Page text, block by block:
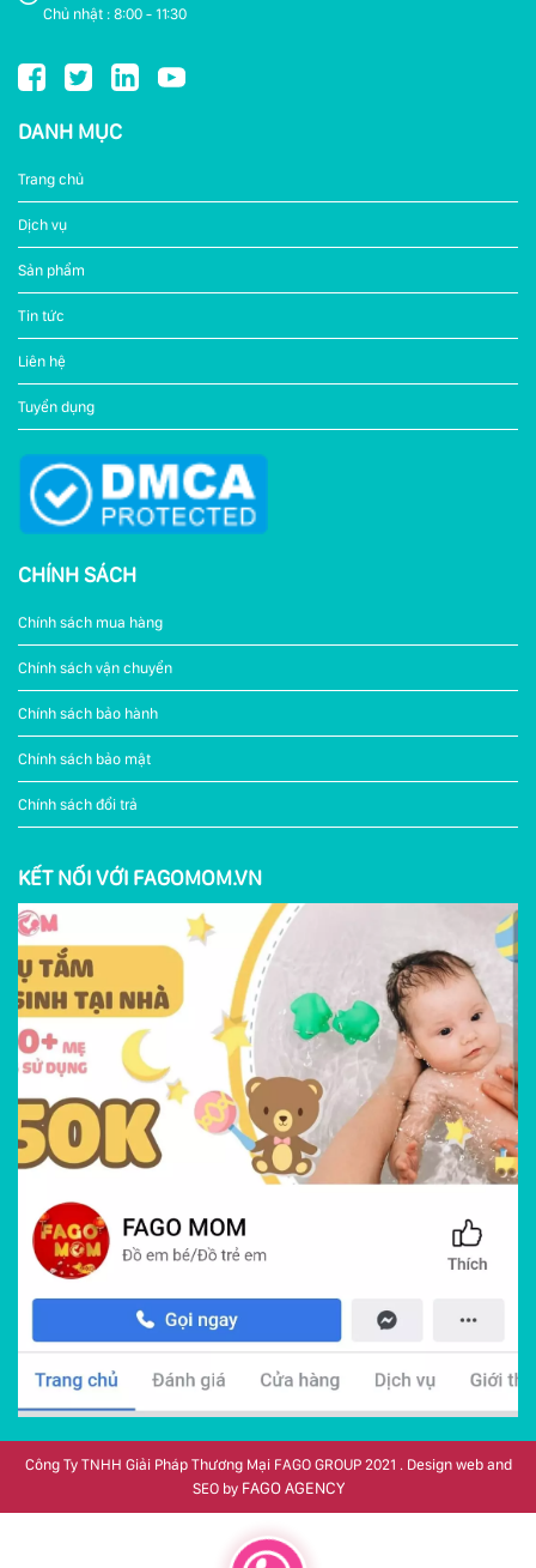
Chủ nhật : 8:00 - 11:30
DANH MỤC
Trang chủ
Dịch vụ
Sản phẩm
Tin tức
Liên hệ
Tuyển dụng
CHÍNH SÁCH
Chính sách mua hàng
Chính sách vận chuyển
Chính sách bảo hành
Chính sách bảo mật
Chính sách đổi trả
KẾT NỐI VỚI FAGOMOM.VN
Công Ty TNHH Giải Pháp Thương Mại FAGO GROUP 2021 . Design web and
SEO by FAGO AGENCY